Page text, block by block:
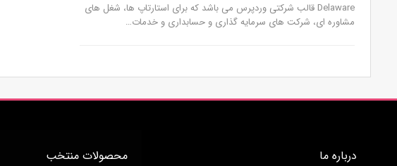
Delaware قالب شرکتی وردپرس می باشد که برای استارتاپ ها، شغل های
مشاوره ای، شرکت های سرمایه گذاری و حسابداری و خدمات…
درباره ما محصولات منتخب